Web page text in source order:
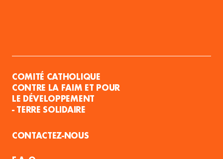
COMITÉ CATHOLIQUE
CONTRE LA FAIM ET POUR
LE DÉVELOPPEMENT
- TERRE SOLIDAIRE
CONTACTEZ-NOUS